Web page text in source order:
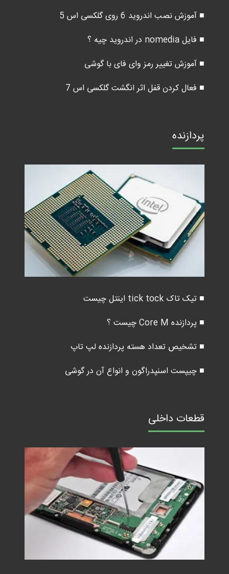
■ آموزش نصب اندروید 6 روی گلکسی اس 5
■ فایل nomedia در اندروید چیه ؟
■ آموزش تغییر رمز وای فای با گوشی
■ فعال کردن قفل اثر انگشت گلکسی اس 7
پردازنده
■ تیک تاک tick tock اینتل چیست
■ پردازنده Core M چیست ؟
■ تشخیص تعداد هسته پردازنده لپ تاپ
■ چیپست اسنپدراگون و انواع آن در گوشی
قطعات داخلی